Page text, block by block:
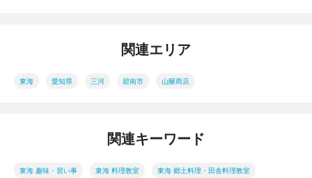
関連エリア
東海 愛知県 三河 碧南市 山醸商店
関連キーワード
東海 趣味・習い事 東海 料理教室 東海 郷土料理・田舎料理教室